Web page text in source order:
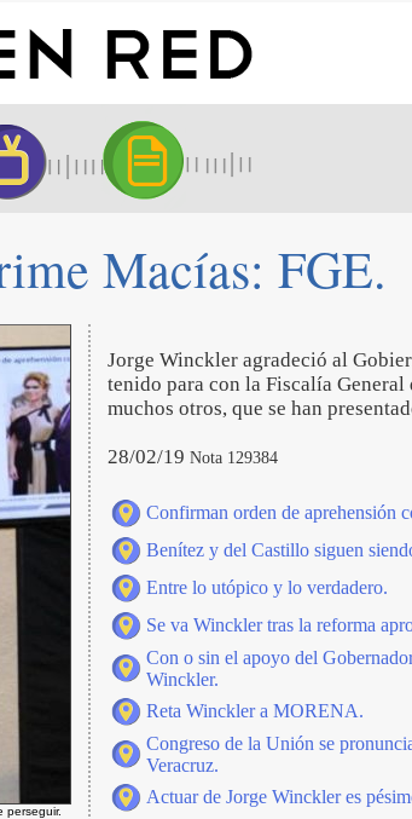
Macías: FGE.
perseguir.
Jorge Winckler agradeció al
tenido para con la Fiscalía General
muchos otros, que se han
28/02/19 Nota 129384
Confirman orden de aprehensión
Benítez y del Castillo siguen
Entre lo utópico y lo verdadero.
Se va Winckler tras la reforma
Con o sin el apoyo del
Winckler.
Reta Winckler a MORENA.
Congreso de la Unión se
Veracruz.
Actuar de Jorge Winckler es